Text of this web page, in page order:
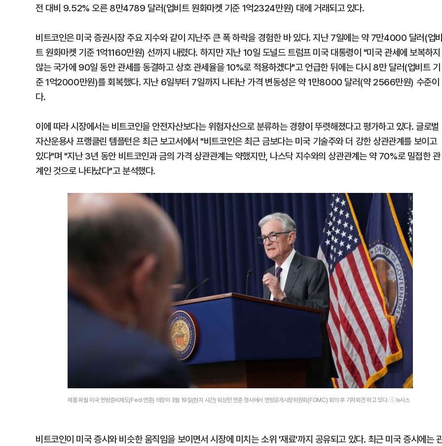
전 대비 9.52% 오른 8만4789 달러(업비트 원화마켓 기준 1억2324만원) 대에 거래되고 있다.
비트코인은 미국 증권시장 주요 지수와 같이 지난주 큰 폭 하락을 경험한 바 있다. 지난 7일에는 약 7만4000 달러(업
트 원화마켓 기준 1억1160만원) 선까지 내렸다. 하지만 지난 10일 도널드 트럼프 미국 대통령이 "미국 관세에 보복하지
않는 국가에 90일 동안 관세를 동결하고 상호 관세율을 10%로 적용하겠다"고 언급한 뒤에는 다시 8만 달러(업비트 기
준 1억2000만원)를 회복했다. 지난 6일부터 7일까지 나타난 가격 변동성은 약 1만8000 달러(약 2566만원) 수준이
다.
이에 따라 시장에서는 비트코인을 안전자산보다는 위험자산으로 분류하는 경향이 뚜렷해졌다고 평가하고 있다. 글로벌
자산운용사 프랭클린 템플턴은 최근 보고서에서 "비트코인은 최근 금보다는 미국 기술주와 더 강한 상관관계를 보이고
있다"며 "지난 3년 동안 비트코인과 금의 가격 상관관계는 약했지만, 나스닥 지수와의 상관관계는 약 70%로 밀접한 관
계인 것으로 나타났다"고 분석했다.
제롬 파월 미국 연방준비제도(Fed·연준) 의장이 3월 19일(현지 시간) 워싱턴 연준 청사에서 연방공개시장위원회(FOMC) 회의 후 기자회견 하고 있다. ⓒ뉴시스
비트코인이 미국 증시와 비슷한 움직임을 보이면서 시장에 미치는 소위 '재료'까지 공유되고 있다. 최근 미국 증시에는